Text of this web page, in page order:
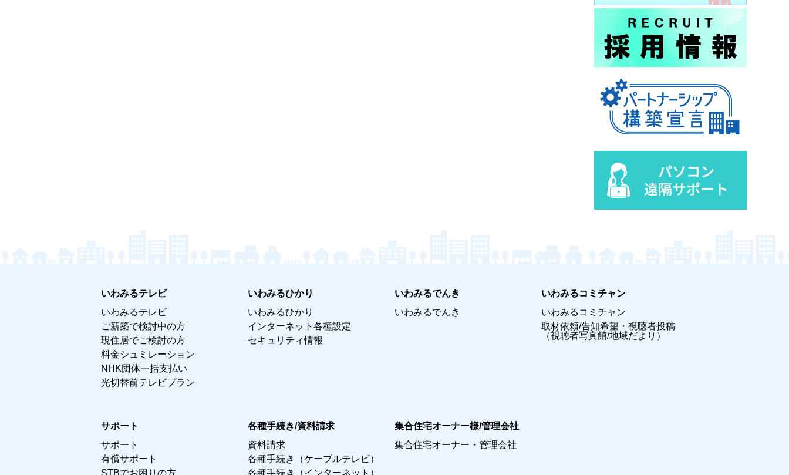
いわみるテレビ
いわみるテレビ
ご新築で検討中の方
現住居でご検討の方
料金シュミレーション
NHK団体一括支払い
光切替前テレビプラン
いわみるひかり
いわみるひかり
インターネット各種設定
セキュリティ情報
いわみるでんき
いわみるでんき
いわみるコミチャン
いわみるコミチャン
取材依頼/告知希望・視聴者投稿
（視聴者写真館/地域だより）
サポート
サポート
有償サポート
STBでお困りの方
各種手続き/資料請求
資料請求
各種手続き（ケーブルテレビ）
各種手続き（インターネット）
集合住宅オーナー様/管理会社
集合住宅オーナー・管理会社